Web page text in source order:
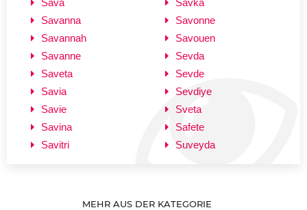
Sava
Savanna
Savannah
Savanne
Saveta
Savia
Savie
Savina
Savitri
Savka
Savonne
Savouen
Sevda
Sevde
Sevdiye
Sveta
Safete
Suveyda
MEHR AUS DER KATEGORIE